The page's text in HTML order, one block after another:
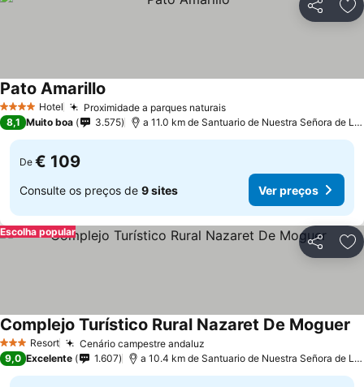
Partilhar
4 EstrelasHotel Proximidade a parques naturaisVer preços
Pato Amarillo
8,1 Muito boa 3.575 a 11.0 km de Santuario de Nuestra Señora de La
De € 109
Consulte os preços de 9 sites Ver preços
Partilhar
Escolha popular
3 EstrelasResort Cenário campestre andaluz
Complejo Turístico Rural Nazaret De Moguer
9,0 Excelente 1.607 a 10.4 km de Santuario de Nuestra Señora de La